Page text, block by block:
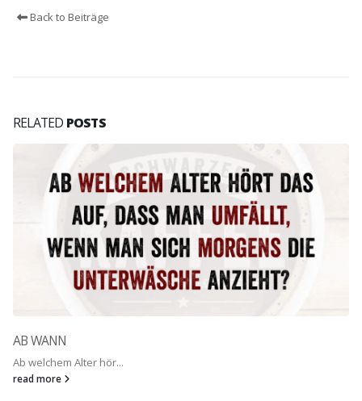
Back to Beiträge
RELATED POSTS
AB WANN
Ab welchem Alter hör...
read more